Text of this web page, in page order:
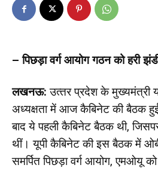
– पिछड़ा वर्ग आयोग गठन को हरी
लखनऊ: उत्‍तर प्रदेश के मुख्‍यमंत्री
अध्यक्षता में आज कैबिनेट की बैठक
बाद ये पहली कैबिनेट बैठक थी,
थीं। यूपी कैबिनेट की इस बैठक में
समर्पित पिछड़ा वर्ग आयोग, एमओयू